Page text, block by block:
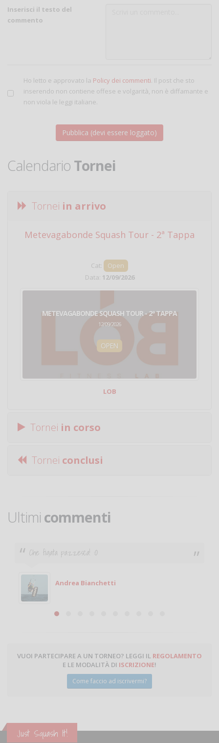
Inserisci il testo del
commento
Ho letto e approvato la Policy dei commenti. Il post che sto
inserendo non contiene offese e volgarità, non è diffamante e
non viola le leggi italiane.
Calendario Tornei
Tornei in arrivo
Metevagabonde Squash Tour - 2ª Tappa
Cat:
Open
Data: 12/09/2026
METEVAGABONDE SQUASH TOUR - 2ª TAPPA
12/09/2026
OPEN
LOB
Tornei in corso
Tornei conclusi
Ultimi commenti
Ciao. Sono a Treviglio da poco e vorrei tornare a
giocare. Se sei in zona e puoi giocare fammi sapere.
Michele
Michele Miglionico
VUOI PARTECIPARE A UN TORNEO? LEGGI IL REGOLAMENTO
E LE MODALITÀ DI ISCRIZIONE!
Come faccio ad iscrivermi?
Just Squash It!